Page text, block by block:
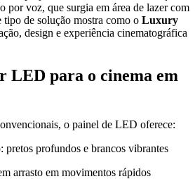
por voz, que surgia em área de lazer com
tipo de solução mostra como o Luxury
design e experiência cinematográfica
LED para o cinema em
o painel de LED oferece:
: pretos profundos e brancos vibrantes
arrasto em movimentos rápidos